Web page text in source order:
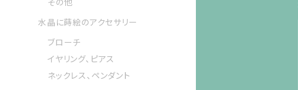
その他
水晶に蒔絵のアクセサリー
ブローチ
イヤリング、ピアス
ネックレス、ペンダント